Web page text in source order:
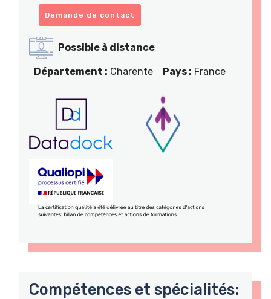
Demande de contact
Possible à distance
Département : Charente Pays : France
Compétences et spécialités: